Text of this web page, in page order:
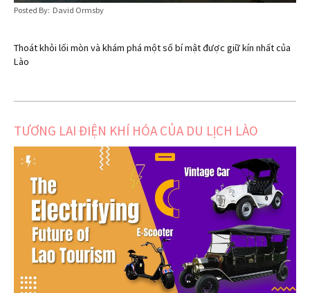
Posted By: David Ormsby
Thoát khỏi lối mòn và khám phá một số bí mật được giữ kín nhất của
Lào
TƯƠNG LAI ĐIỆN KHÍ HÓA CỦA DU LỊCH LÀO